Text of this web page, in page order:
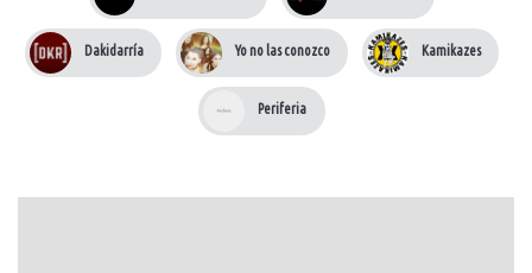
Dakidarría Yo no las conozco Kamikazes
Periferia